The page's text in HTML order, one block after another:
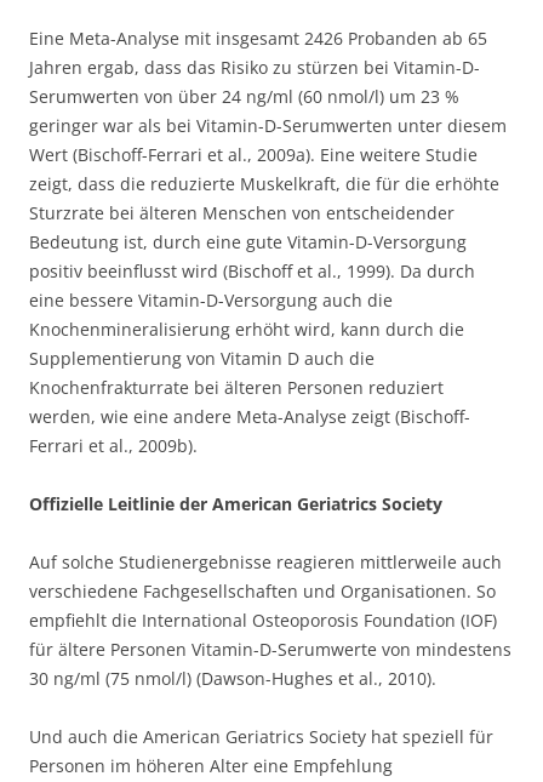
Eine Meta-Analyse mit insgesamt 2426 Probanden ab 65
Jahren ergab, dass das Risiko zu stürzen bei Vitamin-D-
Serumwerten von über 24 ng/ml (60 nmol/l) um 23 %
geringer war als bei Vitamin-D-Serumwerten unter diesem
Wert (Bischoff-Ferrari et al., 2009a). Eine weitere Studie
zeigt, dass die reduzierte Muskelkraft, die für die erhöhte
Sturzrate bei älteren Menschen von entscheidender
Bedeutung ist, durch eine gute Vitamin-D-Versorgung
positiv beeinflusst wird (Bischoff et al., 1999). Da durch
eine bessere Vitamin-D-Versorgung auch die
Knochenmineralisierung erhöht wird, kann durch die
Supplementierung von Vitamin D auch die
Knochenfrakturrate bei älteren Personen reduziert
werden, wie eine andere Meta-Analyse zeigt (Bischoff-
Ferrari et al., 2009b).
Offizielle Leitlinie der American Geriatrics Society
Auf solche Studienergebnisse reagieren mittlerweile auch
verschiedene Fachgesellschaften und Organisationen. So
empfiehlt die International Osteoporosis Foundation (IOF)
für ältere Personen Vitamin-D-Serumwerte von mindestens
30 ng/ml (75 nmol/l) (Dawson-Hughes et al., 2010).
Und auch die American Geriatrics Society hat speziell für
Personen im höheren Alter eine Empfehlung